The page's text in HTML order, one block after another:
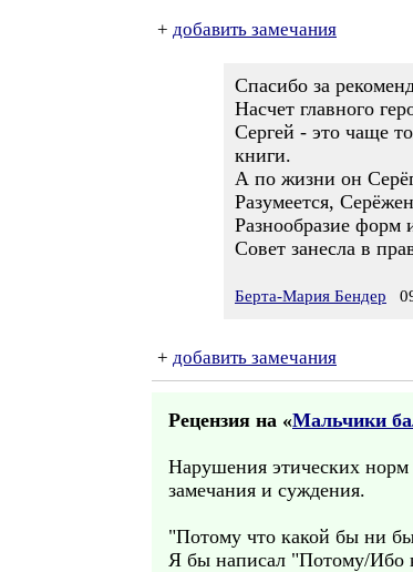
+ добавить замечания
Спасибо за
Насчет главного
Сергей - это чаще
книги.
А по жизни он
Разумеется,
Разнообразие форм
Совет занесла в
Берта-Мария Бендер
+ добавить замечания
Рецензия на «Мальчики
Нарушения этических
замечания и суждения.
"Потому что какой бы ни
Я бы написал "Потому/Ибо